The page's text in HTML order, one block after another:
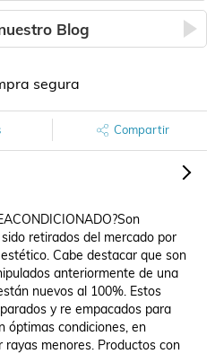
Blog
segura
Compartir
retirados del mercado por
Cabe destacar que son
anteriormente de una
nuevos al 100%. Estos
y re empacados para
óptimas condiciones, en
menores. Productos con